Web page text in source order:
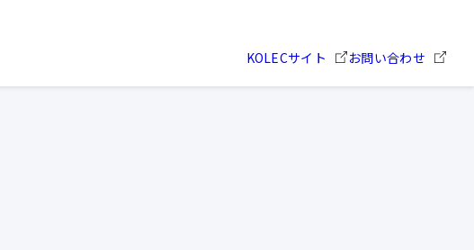
KOLECサイト お問い合わせ